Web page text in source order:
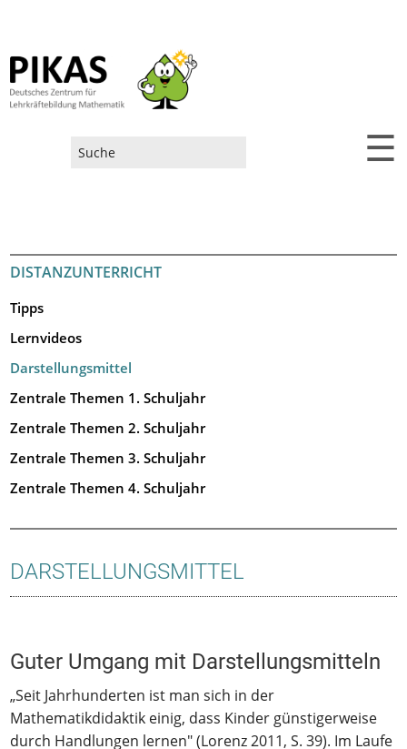
☰
DISTANZUNTERRICHT
Tipps
Lernvideos
Darstellungsmittel
Zentrale Themen 1. Schuljahr
Zentrale Themen 2. Schuljahr
Zentrale Themen 3. Schuljahr
Zentrale Themen 4. Schuljahr
DARSTELLUNGSMITTEL
Guter Umgang mit Darstellungsmitteln
„Seit Jahrhunderten ist man sich in der
Mathematikdidaktik einig, dass Kinder günstigerweise
durch Handlungen lernen" (Lorenz 2011, S. 39). Im Laufe